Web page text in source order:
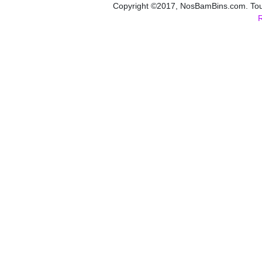
Copyright ©2017, NosBamBins.com.